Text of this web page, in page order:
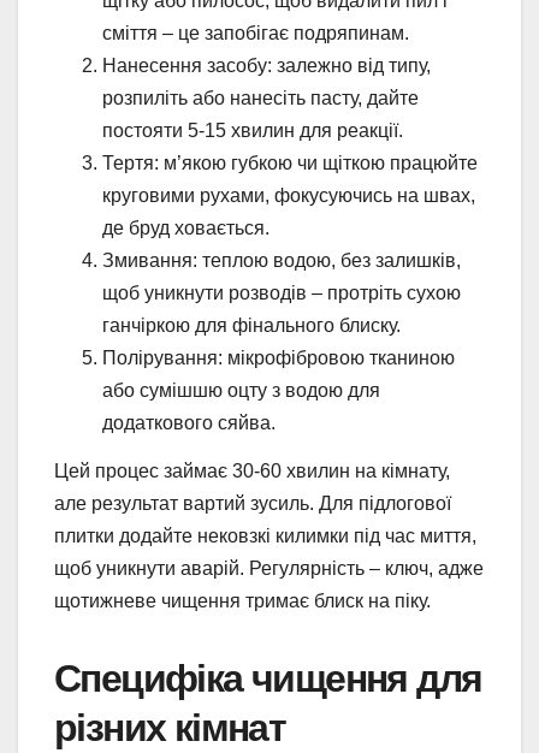
сміття – це запобігає подряпинам.
Нанесення засобу: залежно від типу,
розпиліть або нанесіть пасту, дайте
постояти 5-15 хвилин для реакції.
Тертя: м’якою губкою чи щіткою працюйте
круговими рухами, фокусуючись на швах,
де бруд ховається.
Змивання: теплою водою, без залишків,
щоб уникнути розводів – протріть сухою
ганчіркою для фінального блиску.
Полірування: мікрофібровою тканиною
або сумішшю оцту з водою для
додаткового сяйва.
Цей процес займає 30-60 хвилин на кімнату,
але результат вартий зусиль. Для підлогової
плитки додайте нековзкі килимки під час миття,
щоб уникнути аварій. Регулярність – ключ, адже
щотижневе чищення тримає блиск на піку.
Специфіка чищення для
різних кімнат